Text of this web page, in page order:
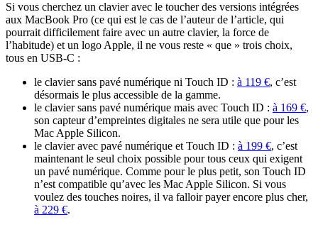
Si vous cherchez un clavier avec le toucher des versions intégrées
aux MacBook Pro (ce qui est le cas de l’auteur de l’article, qui
pourrait difficilement faire avec un autre clavier, la force de
l’habitude) et un logo Apple, il ne vous reste « que » trois choix,
tous en USB-C :
le clavier sans pavé numérique ni Touch ID : à 119 €, c’est
désormais le plus accessible de la gamme.
le clavier sans pavé numérique mais avec Touch ID : à 169 €,
son capteur d’empreintes digitales ne sera utile que pour les
Mac Apple Silicon.
le clavier avec pavé numérique et Touch ID : à 199 €, c’est
maintenant le seul choix possible pour tous ceux qui exigent
un pavé numérique. Comme pour le plus petit, son Touch ID
n’est compatible qu’avec les Mac Apple Silicon. Si vous
voulez des touches noires, il va falloir payer encore plus cher,
à 229 €.